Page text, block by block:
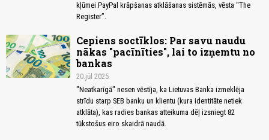
kļūmei PayPal krāpšanas atklāšanas sistēmās, vēsta “The
Register”.
Cepiens soctīklos: Par savu naudu
nākas "pacīnīties", lai to izņemtu no
bankas
20.jūl 2025
"Neatkarīgā" nesen vēstīja, ka Lietuvas Banka izmeklēja
strīdu starp SEB banku un klientu (kura identitāte netiek
atklāta), kas radies bankas atteikuma dēļ izsniegt 82
tūkstošus eiro skaidrā naudā.